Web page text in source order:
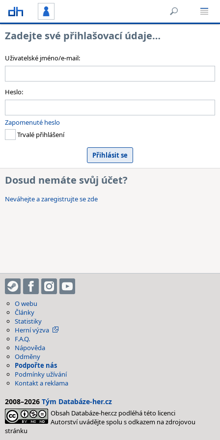
Zadejte své přihlašovací údaje…
Uživatelské jméno/e-mail:
Heslo:
Zapomenuté heslo
Trvalé přihlášení
Dosud nemáte svůj účet?
Neváhejte a zaregistrujte se zde
O webu
Články
Statistiky
Herní výzva
F.A.Q.
Nápověda
Odměny
Podpořte nás
Podmínky užívání
Kontakt a reklama
2008–2026 Tým Databáze-her.cz
Obsah Databáze-her.cz podléhá této licenci
Autorství uvádějte spolu s odkazem na zdrojovou
stránku